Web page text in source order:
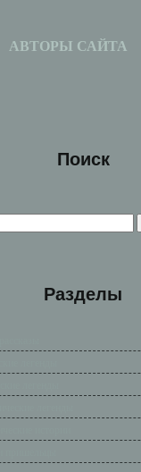
АВТОРЫ САЙТА
Поиск
Разделы